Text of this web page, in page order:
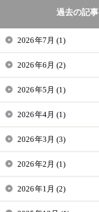
過去の記事
2026年7月 (1)
2026年6月 (2)
2026年5月 (1)
2026年4月 (1)
2026年3月 (3)
2026年2月 (1)
2026年1月 (2)